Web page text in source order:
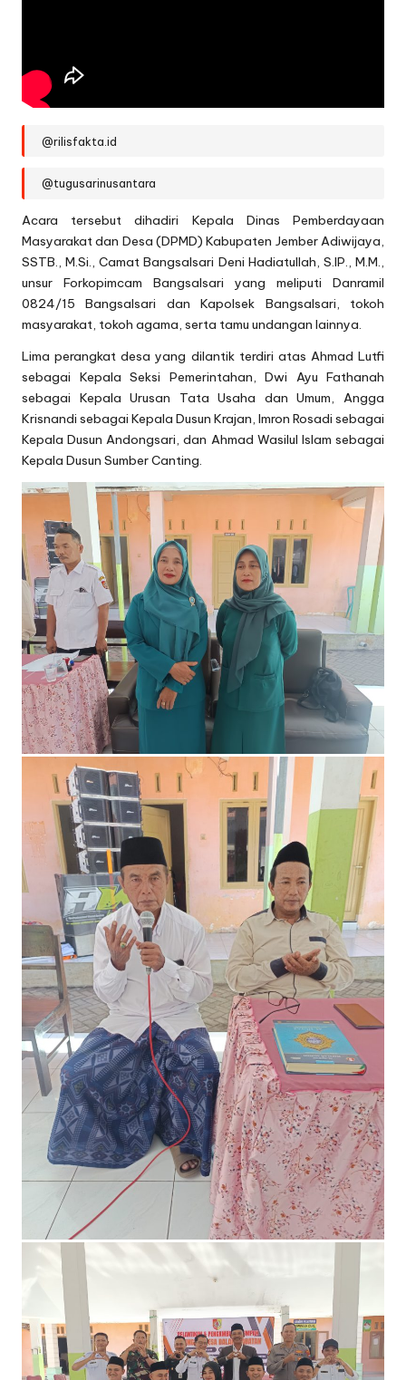
@rilisfakta.id
@tugusarinusantara
Acara tersebut dihadiri Kepala Dinas Pemberdayaan
Masyarakat dan Desa (DPMD) Kabupaten Jember Adiwijaya,
SSTB., M.Si., Camat Bangsalsari Deni Hadiatullah, S.IP., M.M.,
unsur Forkopimcam Bangsalsari yang meliputi Danramil
0824/15 Bangsalsari dan Kapolsek Bangsalsari, tokoh
masyarakat, tokoh agama, serta tamu undangan lainnya.
Lima perangkat desa yang dilantik terdiri atas Ahmad Lutfi
sebagai Kepala Seksi Pemerintahan, Dwi Ayu Fathanah
sebagai Kepala Urusan Tata Usaha dan Umum, Angga
Krisnandi sebagai Kepala Dusun Krajan, Imron Rosadi sebagai
Kepala Dusun Andongsari, dan Ahmad Wasilul Islam sebagai
Kepala Dusun Sumber Canting.